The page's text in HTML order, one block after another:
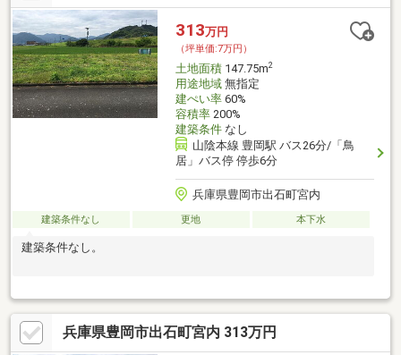
313万円
（坪単価:7万円）
土地面積147.75m2
用途地域無指定
建ぺい率60%
容積率200%
建築条件なし
山陰本線 豊岡駅 バス26分/「鳥
居」バス停 停歩6分
兵庫県豊岡市出石町宮内
建築条件なし 更地 本下水
建築条件なし。
兵庫県豊岡市出石町宮内 313万円